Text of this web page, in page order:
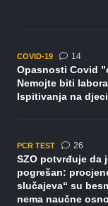
COVID-19 14
Opasnosti Covid
Nemojte biti
Ispitivanja na
PCR TEST 26
SZO potvrđuje da
pogrešan:
slučajeva“ su
nema naučne